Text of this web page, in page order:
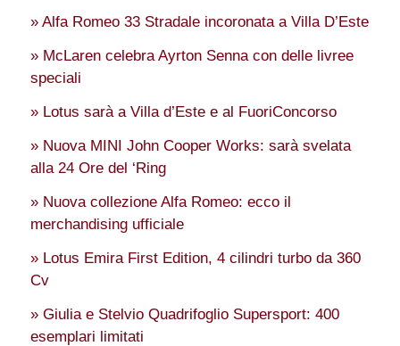
» Alfa Romeo 33 Stradale incoronata a Villa D’Este
» McLaren celebra Ayrton Senna con delle livree
speciali
» Lotus sarà a Villa d’Este e al FuoriConcorso
» Nuova MINI John Cooper Works: sarà svelata
alla 24 Ore del ‘Ring
» Nuova collezione Alfa Romeo: ecco il
merchandising ufficiale
» Lotus Emira First Edition, 4 cilindri turbo da 360
Cv
» Giulia e Stelvio Quadrifoglio Supersport: 400
esemplari limitati